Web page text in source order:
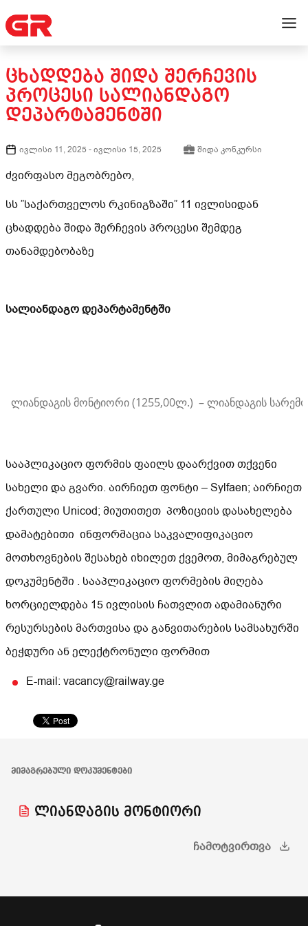
ᲪᲮᲐᲓᲓᲔᲑᲐ ᲨᲘᲓᲐ ᲨᲔᲠᲩᲔᲕᲘᲡ
ᲞᲠᲝᲪᲔᲡᲘ ᲡᲐᲚᲘᲐᲜᲓᲐᲒᲝ
ᲓᲔᲞᲐᲠᲢᲐᲛᲔᲜᲢᲨᲘ
ივლისი 11, 2025 -ივლისი 15, 2025 შიდა კონკურსი
ძვირფასო მეგობრებო,
სს ”საქართველოს რკინიგზაში” 11 ივლისიდან
ცხადდება შიდა შერჩევის პროცესი შემდეგ
თანამდებობაზე
სალიანდაგო დეპარტამენტში
ლიანდაგის მონტიორი (1255,00ლ.) – ლიანდაგის
სააპლიკაციო ფორმის ფაილს დაარქვით თქვენი
სახელი და გვარი. აირჩიეთ ფონტი – Sylfaen; აირჩიეთ
ქართული Unicod; მიუთითეთ პოზიციის დასახელება
დამატებითი ინფორმაცია საკვალიფიკაციო
მოთხოვნების შესახებ იხილეთ ქვემოთ, მიმაგრებულ
დოკუმენტში . სააპლიკაციო ფორმების მიღება
ხორციელდება 15 ივლისის ჩათვლით ადამიანური
რესურსების მართვისა და განვითარების სამსახურში
ბეჭდური ან ელექტრონული ფორმით
E-mail: vacancy@railway.ge
ᲛᲘᲛᲐᲒᲠᲔᲑᲣᲚᲘ ᲓᲝᲙᲣᲛᲔᲜᲢᲔᲑᲘ
ლიანდაგის მონტიორი
ᲩᲐᲛᲝᲢᲕᲘᲠᲗᲕᲐ